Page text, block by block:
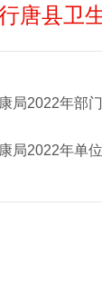
唐县卫
局2022年部
局2022年单